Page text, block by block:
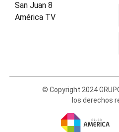
San Juan 8
América TV
© Copyright 2024
los derechos